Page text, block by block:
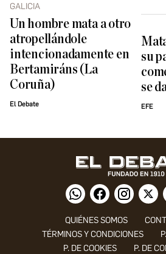
GALICIA
Un hombre mata a otro
atropellándole
intencionadamente en
Bertamiráns (La
Coruña)
El Debate
su
se
EFE
QUIÉNES SOMOS
TÉRMINOS Y CONDICIONES
P. DE COOKIES
P. DE